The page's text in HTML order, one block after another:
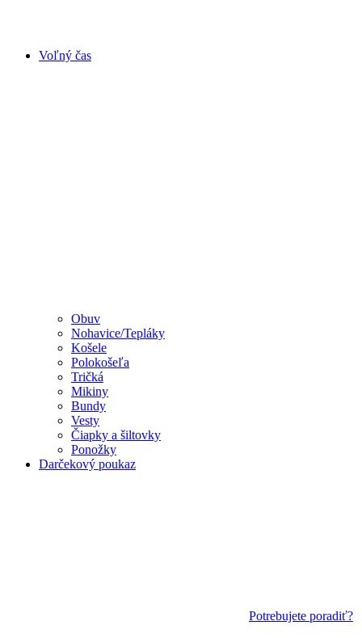
Voľný čas
Obuv
Nohavice/Tepláky
Košele
Polokošeľa
Tričká
Mikiny
Bundy
Vesty
Čiapky a šiltovky
Ponožky
Darčekový poukaz
Potrebujete poradiť?